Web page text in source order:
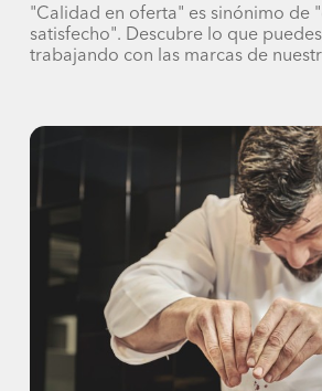
"Calidad en oferta" es sinónimo de
satisfecho". Descubre lo que
trabajando con las marcas de